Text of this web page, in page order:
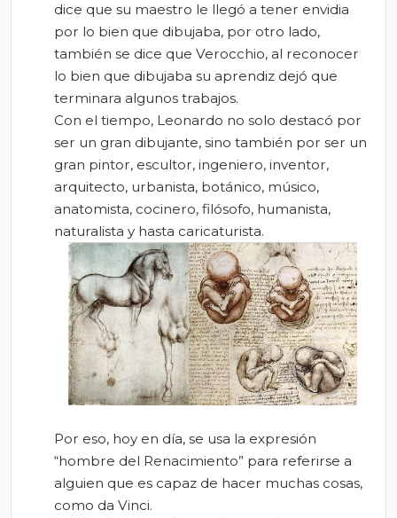
dice que su maestro le llegó a tener envidia
por lo bien que dibujaba, por otro lado,
también se dice que Verocchio, al reconocer
lo bien que dibujaba su aprendiz dejó que
terminara algunos trabajos.
Con el tiempo, Leonardo no solo destacó por
ser un gran dibujante, sino también por ser un
gran pintor, escultor, ingeniero, inventor,
arquitecto, urbanista, botánico, músico,
anatomista, cocinero, filósofo, humanista,
naturalista y hasta caricaturista.
Por eso, hoy en día, se usa la expresión
“hombre del Renacimiento” para referirse a
alguien que es capaz de hacer muchas cosas,
como da Vinci.